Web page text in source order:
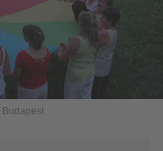
Budapest